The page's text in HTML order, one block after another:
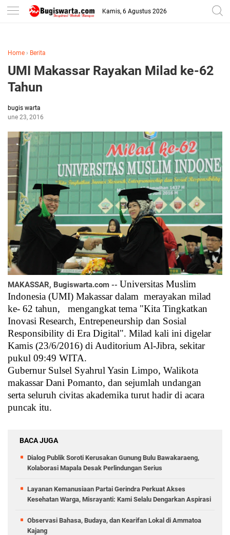
-->
Kamis, 6 Agustus 2026
Home › Berita
UMI Makassar Rayakan Milad ke-62
Tahun‎
bugis warta
June 23, 2016
MAKASSAR, Bugiswarta.com -- Universitas Muslim
Indonesia (UMI) Makassar dalam merayakan milad
ke- 62 tahun, mengangkat tema "Kita Tingkatkan
Inovasi Research, Entrepeneurship dan Sosial
Responsibility di Era Digital". Milad kali ini digelar
Kamis (23/6/2016) di Auditorium Al-Jibra, sekitar
pukul 09:49 WITA.
Gubernur Sulsel Syahrul Yasin Limpo, Walikota
makassar Dani Pomanto, dan sejumlah undangan
serta seluruh civitas akademika turut hadir di acara
puncak itu.
BACA JUGA
Dialog Publik Soroti Kerusakan Gunung Bulu Bawakaraeng,
Kolaborasi Mapala Desak Perlindungan Serius
Layanan Kemanusiaan Partai Gerindra Perkuat Akses
Kesehatan Warga, Misrayanti: Kami Selalu Dengarkan Aspirasi
Observasi Bahasa, Budaya, dan Kearifan Lokal di Ammatoa
Kajang